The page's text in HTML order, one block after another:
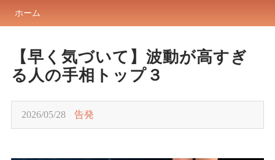
ホーム
【早く気づいて】波動が高すぎ
る人の手相トップ３
2026/05/28 告発